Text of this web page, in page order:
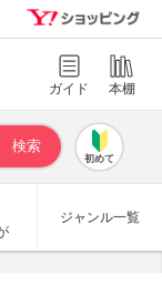
ガイド 本棚
初めて
ジャンル一覧